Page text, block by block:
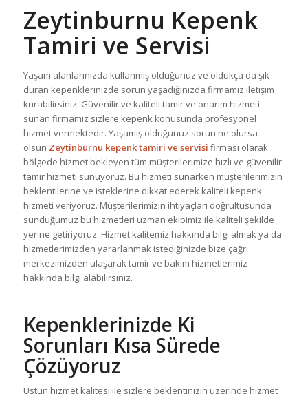
Zeytinburnu Kepenk
Tamiri ve Servisi
Yaşam alanlarınızda kullanmış olduğunuz ve oldukça da şık
duran kepenklerinizde sorun yaşadığınızda firmamız iletişim
kurabilirsiniz. Güvenilir ve kaliteli tamir ve onarım hizmeti
sunan firmamız sizlere kepenk konusunda profesyonel
hizmet vermektedir. Yaşamış olduğunuz sorun ne olursa
olsun Zeytinburnu kepenk tamiri ve servisi firması olarak
bölgede hizmet bekleyen tüm müşterilerimize hızlı ve güvenilir
tamir hizmeti sunuyoruz. Bu hizmeti sunarken müşterilerimizin
beklentilerine ve isteklerine dikkat ederek kaliteli kepenk
hizmeti veriyoruz. Müşterilerimizin ihtiyaçları doğrultusunda
sunduğumuz bu hizmetleri uzman ekibimiz ile kaliteli şekilde
yerine getiriyoruz. Hizmet kalitemiz hakkında bilgi almak ya da
hizmetlerimizden yararlanmak istediğinizde bize çağrı
merkezimizden ulaşarak tamir ve bakım hizmetlerimiz
hakkında bilgi alabilirsiniz.
Kepenklerinizde Ki
Sorunları Kısa Sürede
Çözüyoruz
Üstün hizmet kalitesi ile sizlere beklentinizin üzerinde hizmet